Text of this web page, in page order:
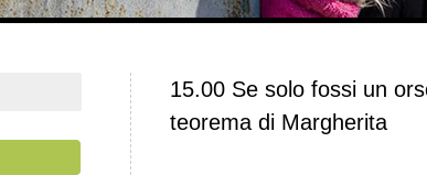
15.00 Se solo fossi un
teorema di Margherita